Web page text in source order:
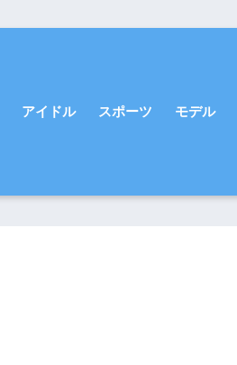
アイドル スポーツ モデル